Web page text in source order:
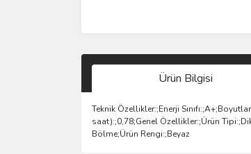
Ürün Bilgisi
Teknik Özellikler:;Enerji
saat):;0,78;Genel Özellikler:;Ürün
Bölme;Ürün Rengi:;Beyaz